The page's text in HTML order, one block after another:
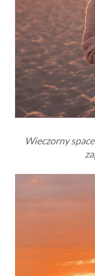
Wieczorny